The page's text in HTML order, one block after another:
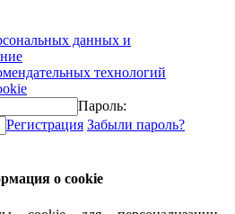
данных и
технологий
Пароль:
Регистрация Забыли пароль?
о cookie